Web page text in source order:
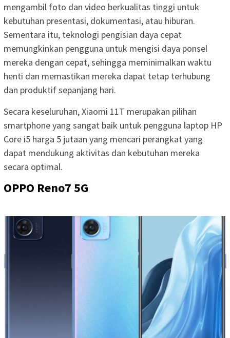
mengambil foto dan video berkualitas tinggi untuk
kebutuhan presentasi, dokumentasi, atau hiburan.
Sementara itu, teknologi pengisian daya cepat
memungkinkan pengguna untuk mengisi daya ponsel
mereka dengan cepat, sehingga meminimalkan waktu
henti dan memastikan mereka dapat tetap terhubung
dan produktif sepanjang hari.
Secara keseluruhan, Xiaomi 11T merupakan pilihan
smartphone yang sangat baik untuk pengguna laptop HP
Core i5 harga 5 jutaan yang mencari perangkat yang
dapat mendukung aktivitas dan kebutuhan mereka
secara optimal.
OPPO Reno7 5G